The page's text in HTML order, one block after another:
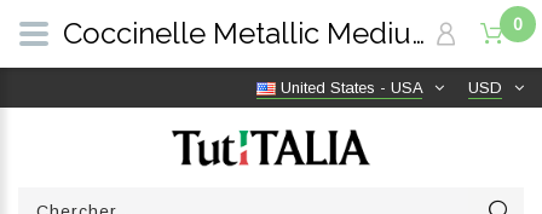
USD
United States - USA
0
Coccinelle Metallic Medium Deep Blue E2MW5116601_B27 | TutITALIA